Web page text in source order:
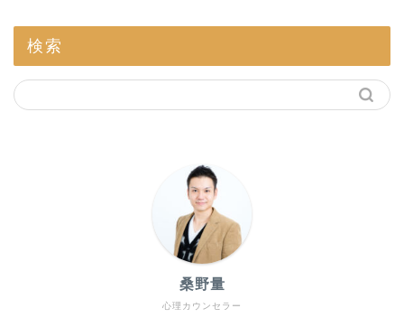
検索
心理カウンセラー
桑野量